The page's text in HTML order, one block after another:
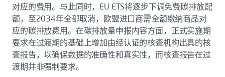
对应的费用。与此同时，EU ETS将逐步下调免费碳排放配
额，至2034年全部取消，欧盟进口商需全额缴纳商品对
应的碳排放费用。在碳排放量申报内容方面，正式实施期
要求在过渡期的基础上增加由经认证的核查机构出具的核
查报告，以确保数据的准确性和真实性，而核查报告在过
渡期并非强制要求。